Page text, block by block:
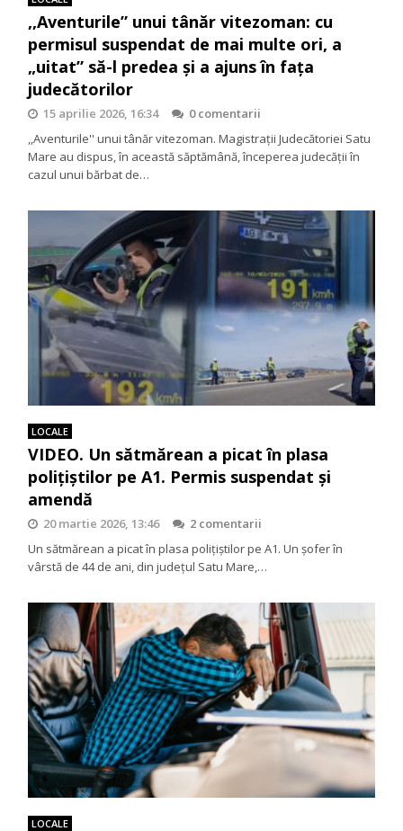
,,Aventurile” unui tânăr vitezoman: cu
permisul suspendat de mai multe ori, a
„uitat” să-l predea și a ajuns în fața
judecătorilor
15 aprilie 2026, 16:34
0 comentarii
,,Aventurile'' unui tânăr vitezoman. Magistrații Judecătoriei Satu
Mare au dispus, în această săptămână, începerea judecății în
cazul unui bărbat de…
LOCALE
VIDEO. Un sătmărean a picat în plasa
polițiștilor pe A1. Permis suspendat și
amendă
20 martie 2026, 13:46
2 comentarii
Un sătmărean a picat în plasa polițiștilor pe A1. Un șofer în
vârstă de 44 de ani, din județul Satu Mare,…
LOCALE